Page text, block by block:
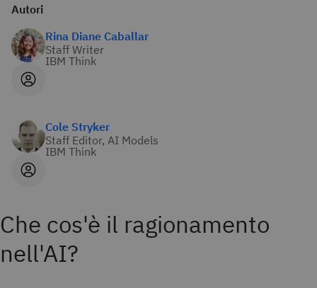
Autori
Rina Diane Caballar
Staff Writer
IBM Think
Cole Stryker
Staff Editor, AI Models
IBM Think
Che cos'è il ragionamento
nell'AI?